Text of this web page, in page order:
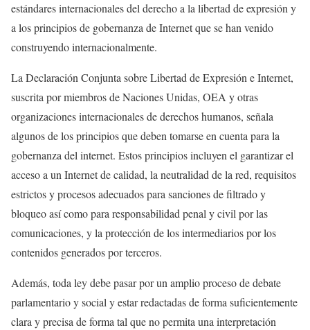
estándares internacionales del derecho a la libertad de expresión y
a los principios de gobernanza de Internet que se han venido
construyendo internacionalmente.
La Declaración Conjunta sobre Libertad de Expresión e Internet,
suscrita por miembros de Naciones Unidas, OEA y otras
organizaciones internacionales de derechos humanos, señala
algunos de los principios que deben tomarse en cuenta para la
gobernanza del internet. Estos principios incluyen el garantizar el
acceso a un Internet de calidad, la neutralidad de la red, requisitos
estrictos y procesos adecuados para sanciones de filtrado y
bloqueo así como para responsabilidad penal y civil por las
comunicaciones, y la protección de los intermediarios por los
contenidos generados por terceros.
Además, toda ley debe pasar por un amplio proceso de debate
parlamentario y social y estar redactadas de forma suficientemente
clara y precisa de forma tal que no permita una interpretación